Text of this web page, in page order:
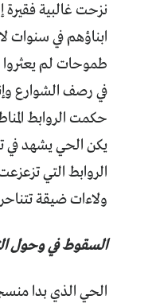
نزحت غالبية فقيرة
ابناؤهم في سنوات
طموحات لم يعثروا
في رصف الشوارع
حكمت الروابط
يكن الحي يشهد في
الروابط التي
ولاءات ضيقة
السقوط في وحول
الحي الذي بدا